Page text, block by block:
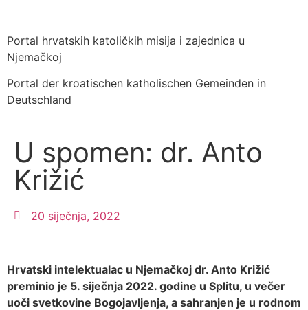
Portal hrvatskih katoličkih misija i zajednica u
Njemačkoj
Portal der kroatischen katholischen Gemeinden in
Deutschland
U spomen: dr. Anto
Križić
20 siječnja, 2022
Hrvatski intelektualac u Njemačkoj dr. Anto Križić
preminio je 5. siječnja 2022. godine u Splitu, u večer
uoči svetkovine Bogojavljenja, a sahranjen je u rodnom